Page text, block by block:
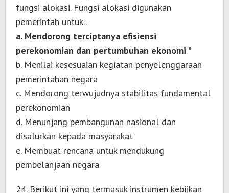
fungsi alokasi. Fungsi alokasi digunakan
pemerintah untuk..
a. Mendorong terciptanya efisiensi
perekonomian dan pertumbuhan ekonomi *
b. Menilai kesesuaian kegiatan penyelenggaraan
pemerintahan negara
c. Mendorong terwujudnya stabilitas fundamental
perekonomian
d. Menunjang pembangunan nasional dan
disalurkan kepada masyarakat
e. Membuat rencana untuk mendukung
pembelanjaan negara
24. Berikut ini yang termasuk instrumen kebijkan